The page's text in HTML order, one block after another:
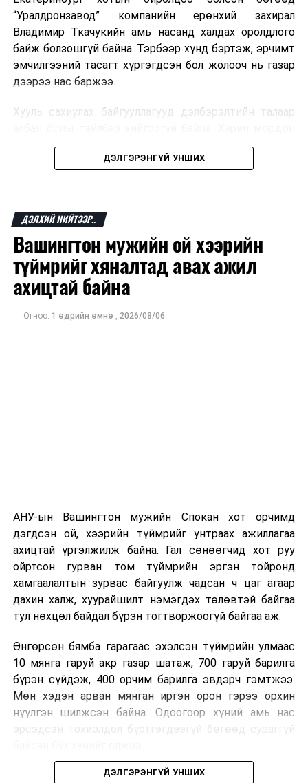
“Уралдронзавод” компанийн ерөнхий захирал
Владимир Ткачукийн амь насанд халдах оролдлого
байж болзошгүй байна. Тэрбээр хүнд бэртэж, эрчимт
эмчилгээний тасагт хүргэгдсэн бол жолооч нь газар
дээрээ нас баржээ.
Хууль сахиулах байгууллагууд дэлбэрэлтийн талаар
шалгах байгууллага олон нийтэд аюултай аргаар
хүний амь насанд халдахыг завдсан гэх үндэслэлээр
мэдээлжээ.
“Уралдронзавод” компани 2023 онд Екатеринбург
хотод байгуулагдсан бөгөөд нисгэгчгүй нисэх
төхөөрөмж үйлдвэрлэдэг аж. Тус компанийн 2025
оны орлого 6.2 тэрбум рубль, цэвэр ашиг нь 1.9
тэрбум рубльд хүрсэн гэж РБК мэдээлсэн байна.
Одоогоор дэлбэрэлтийн шалтгаан, хэрэгт холбоотой
ДЭЛГЭРЭНГҮЙ УНШИХ
ДЭЛХИЙ НИЙТЭЭР..
Вашингтон мужийн ой хээрийн
түймрийг хяналтад авах ажил
ахицтай байна
Огноо: 1 өдрийн өмнө , 2026/08/06
АНУ-ын Вашингтон мужийн Спокан хот орчимд
дэгдсэн ой, хээрийн түймрийг унтраах ажиллагаа
ахицтай үргэлжилж байна. Гал сөнөөгчид хот руу
ойртсон гурван том түймрийн эргэн тойронд
хамгаалалтын зурвас байгуулж чадсан ч цаг агаар
дахин халж, хуурайшилт нэмэгдэх төлөвтэй байгаа
тул нөхцөл байдал бүрэн тогтворжоогүй байгаа аж.
Өнгөрсөн бямба гарагаас эхэлсэн түймрийн улмаас
10 мянга гаруй акр газар шатаж, 700 гаруй барилга
бүрэн сүйдэж, 400 орчим барилга эвдэрч гэмтжээ.
Мөн хэдэн арван мянган иргэн орон гэрээ орхин
нүүлгэн шилжсэн байна. Одоогоор хүний амь нас
эрсэдсэн тохиолдол бүртгэгдээгүй бөгөөд сураггүй
Албаныхны мэдээлснээр түймрийн нэг голомтыг
ДЭЛГЭРЭНГҮЙ УНШИХ